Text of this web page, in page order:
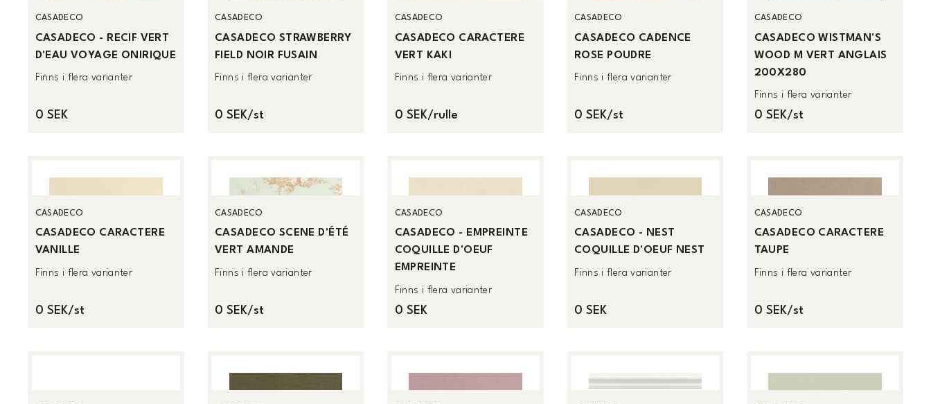
CASADECO
CASADECO - RECIF VERT
D'EAU VOYAGE ONIRIQUE
Finns i flera varianter
0 SEK
CASADECO
CASADECO STRAWBERRY
FIELD NOIR FUSAIN
Finns i flera varianter
0 SEK/st
CASADECO
CASADECO CARACTERE
VERT KAKI
Finns i flera varianter
0 SEK/rulle
CASADECO
CASADECO CADENCE
ROSE POUDRE
Finns i flera varianter
0 SEK/st
CASADECO
CASADECO WISTMAN'S
WOOD M VERT ANGLAIS
200X280
Finns i flera varianter
0 SEK/st
CASADECO
CASADECO CARACTERE
VANILLE
Finns i flera varianter
0 SEK/st
CASADECO
CASADECO SCENE D'ÉTÉ
VERT AMANDE
Finns i flera varianter
0 SEK/st
CASADECO
CASADECO - EMPREINTE
COQUILLE D'OEUF
EMPREINTE
Finns i flera varianter
0 SEK
CASADECO
CASADECO - NEST
COQUILLE D'OEUF NEST
Finns i flera varianter
0 SEK
CASADECO
CASADECO CARACTERE
TAUPE
Finns i flera varianter
0 SEK/st